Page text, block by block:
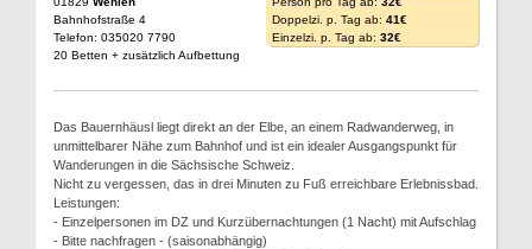
Bahnhofstraße 4
Telefon: 035020 7790
20 Betten + zusätzlich Aufbettung
Doppelzi. p. Tag ab: 41€
Einzelzi. p. Tag ab: 32€
Das Bauernhäusl liegt direkt an der Elbe, an einem Radwanderweg, in
unmittelbarer Nähe zum Bahnhof und ist ein idealer Ausgangspunkt für
Wanderungen in die Sächsische Schweiz.
Nicht zu vergessen, das in drei Minuten zu Fuß erreichbare Erlebnissbad.
Leistungen:
- Einzelpersonen im DZ und Kurzübernachtungen (1 Nacht) mit Aufschlag
- Bitte nachfragen - (saisonabhängig)